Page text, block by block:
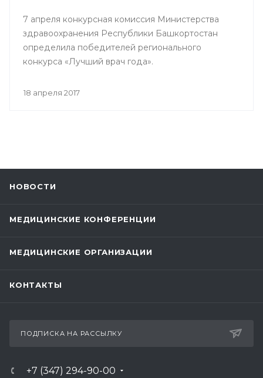
7 апреля конкурсная комиссия Министерства
здравоохранения Республики Башкортостан
определила победителей регионального
конкурса «Лучший врач года».
18 апреля 2017
НОВОСТИ
МЕДИЦИНСКИЕ КОНФЕРЕНЦИИ
МЕДИЦИНСКИЕ ОРГАНИЗАЦИИ
КОНТАКТЫ
ПОДПИСКА НА РАССЫЛКУ
+7 (347) 294-90-00